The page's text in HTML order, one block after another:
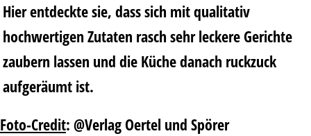
Hier entdeckte sie, dass sich mit qualitativ
hochwertigen Zutaten rasch sehr leckere Gerichte
zaubern lassen und die Küche danach ruckzuck
aufgeräumt ist.
Foto-Credit: @Verlag Oertel und Spörer